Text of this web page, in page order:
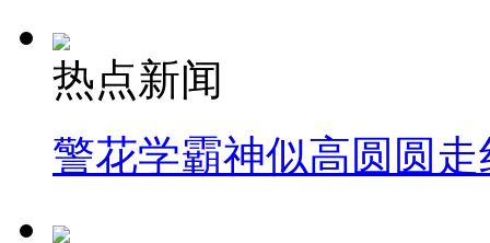
热点新闻
警花学霸神似高圆圆走